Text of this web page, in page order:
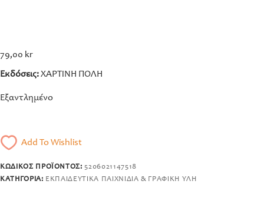
79,00 kr
Εκδόσεις:ΧΑΡΤΙΝΗ ΠΟΛΗ
Εξαντλημένο
Add To Wishlist
ΚΩΔΙΚΌΣ ΠΡΟΪΌΝΤΟΣ: 5206021147518
ΚΑΤΗΓΟΡΊΑ: ΕΚΠΑΙΔΕΥΤΙΚΆ ΠΑΙΧΝΊΔΙΑ & ΓΡΑΦΙΚΉ ΎΛΗ